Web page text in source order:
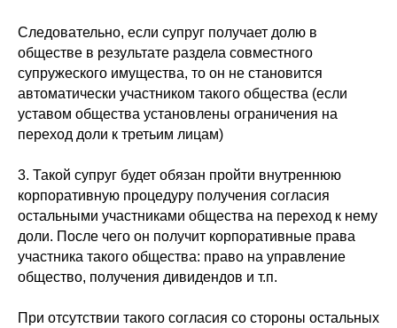
Следовательно, если супруг получает долю в
обществе в результате раздела совместного
супружеского имущества, то он не становится
автоматически участником такого общества (если
уставом общества установлены ограничения на
переход доли к третьим лицам)
3. Такой супруг будет обязан пройти внутреннюю
корпоративную процедуру получения согласия
остальными участниками общества на переход к нему
доли. После чего он получит корпоративные права
участника такого общества: право на управление
общество, получения дивидендов и т.п.
При отсутствии такого согласия со стороны остальных